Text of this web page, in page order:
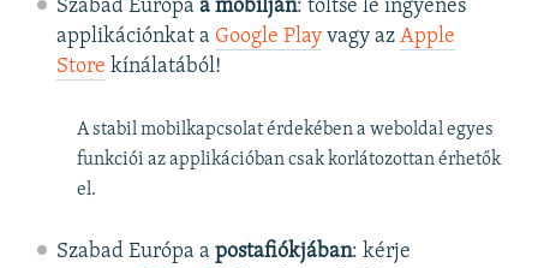
Szabad Európa a mobilján: töltse le ingyenes
applikációnkat a Google Playvagy az Apple
Store kínálatából!
A stabil mobilkapcsolat érdekében a weboldal egyes
funkciói az applikációban csak korlátozottan érhetők
el.
Szabad Európa a postafiókjában: kérje